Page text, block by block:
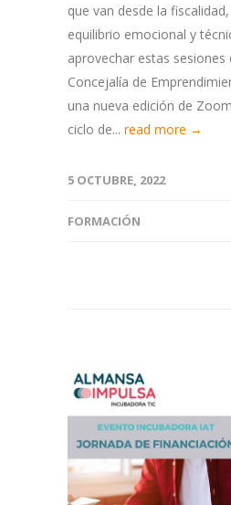
que van desde la
equilibrio emocional y
aprovechar estas
Concejalía de
una nueva edición de
ciclo de... read more →
5 OCTUBRE, 2022
FORMACIÓN